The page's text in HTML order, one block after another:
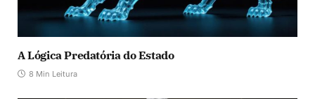
A Lógica Predatória do Estado
8 Min Leitura